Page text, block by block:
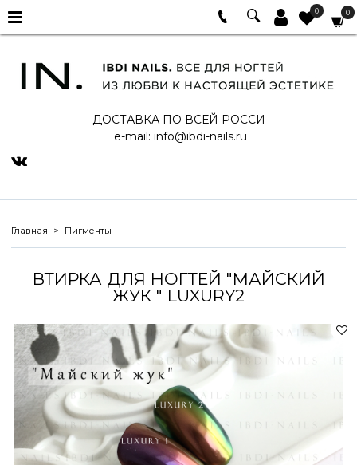
0 0
ДОСТАВКА ПО ВСЕЙ РОССИ
e-mail: info@ibdi-nails.ru
Главная Пигменты
ВТИРКА ДЛЯ НОГТЕЙ "МАЙСКИЙ
ЖУК " LUXURY2